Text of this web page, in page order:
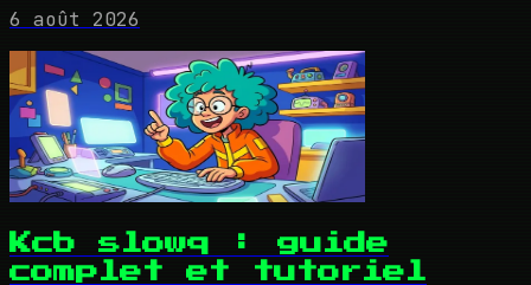
6 août 2026
Kcb slowq : guide
complet et tutoriel